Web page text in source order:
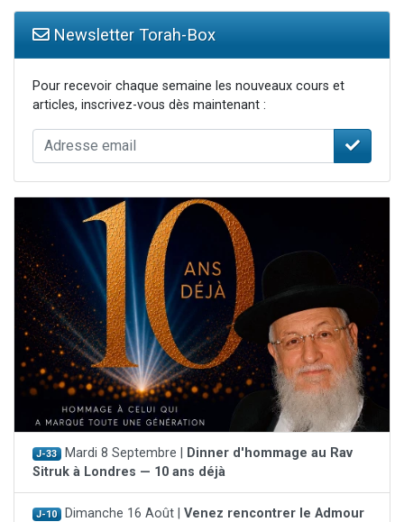
Newsletter Torah-Box
Pour recevoir chaque semaine les nouveaux cours et
articles, inscrivez-vous dès maintenant :
J-33 Mardi 8 Septembre |
Dinner d'hommage au Rav
Sitruk à Londres — 10 ans déjà
J-10 Dimanche 16 Août | Venez rencontrer le Admour